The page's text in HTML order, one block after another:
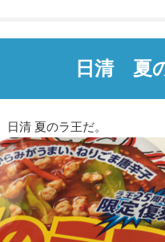
日清 夏
清 夏のラ王だ。